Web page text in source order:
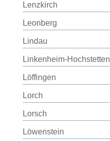
Lenzkirch
Leonberg
Lindau
Linkenheim-Hochstetten
Löffingen
Lorch
Lorsch
Löwenstein